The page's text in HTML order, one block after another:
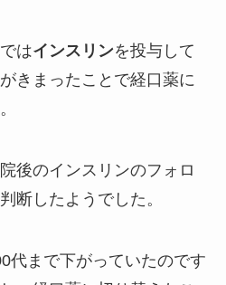
はインスリンを投与して
きまったことで経口薬に
後のインスリンのフォロ
断したようでした。
代まで下がっていたのです